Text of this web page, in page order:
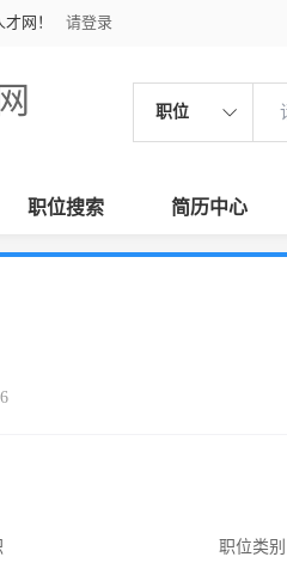
网！ 请登录
职位
职位搜索 简历中心
职位类别